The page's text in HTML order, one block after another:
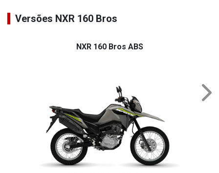
Versões NXR 160 Bros
NXR 160 Bros ABS